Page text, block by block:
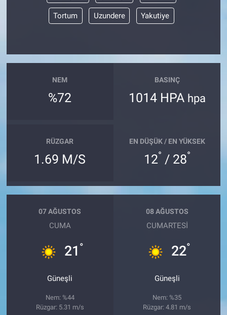
Tortum Uzundere Yakutiye
NEM
%72
BASINÇ
1014 HPA hpa
RÜZGAR
1.69 M/S
EN DÜŞÜK / EN YÜKSEK
12° / 28°
07 AĞUSTOS
CUMA
21 °
Güneşli
Nem: %44
Rüzgar: 5.31 m/s
08 AĞUSTOS
CUMARTESI
22°
Güneşli
Nem: %35
Rüzgar: 4.81 m/s